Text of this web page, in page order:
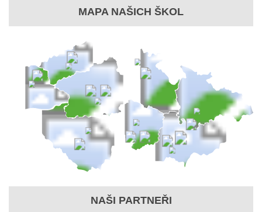
MAPA NAŠICH ŠKOL
NAŠI PARTNEŘI